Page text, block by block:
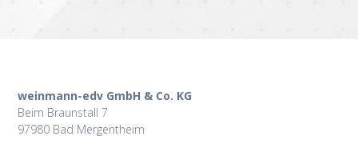
weinmann-edv GmbH & Co. KG
Beim Braunstall 7
97980 Bad Mergentheim